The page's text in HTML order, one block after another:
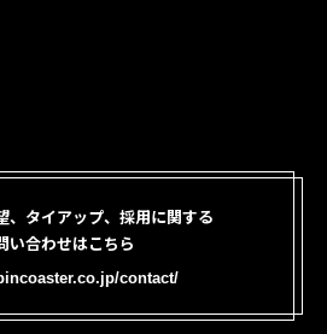
、タイアップ、採用に関する
い合わせはこちら
contact/